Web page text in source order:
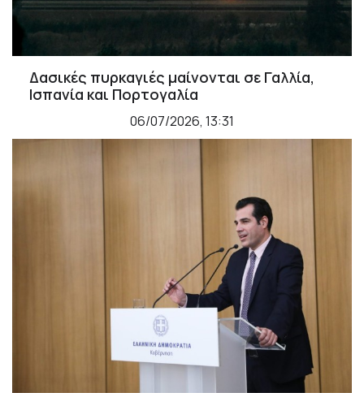
Δασικές πυρκαγιές μαίνονται σε Γαλλία,
Ισπανία και Πορτογαλία
06/07/2026, 13:31